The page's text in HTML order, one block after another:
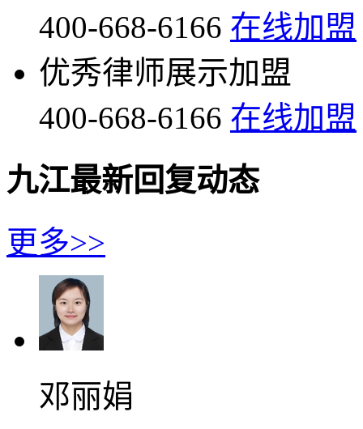
400-668-6166 在线加盟
优秀律师展示加盟
400-668-6166 在线加盟
九江最新回复动态
更多>>
邓丽娟